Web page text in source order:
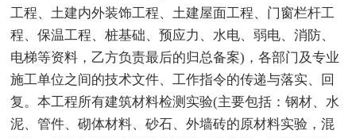
工程、土建内外装饰工程、土建屋面工程、门窗栏杆工
程、保温工程、桩基础、预应力、水电、弱电、消防、
电梯等资料，乙方负责最后的归总备案)，各部门及专业
施工单位之间的技术文件、工作指令的传递与落实、回
复。本工程所有建筑材料检测实验(主要包括：钢材、水
泥、管件、砌体材料、砂石、外墙砖的原材料实验，混